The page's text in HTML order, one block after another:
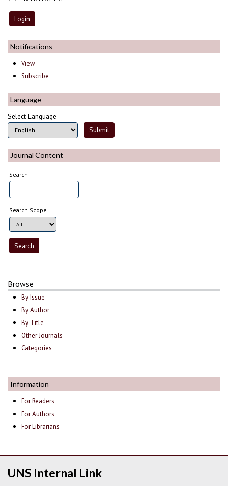
Notifications
View
Subscribe
Language
Select Language
Journal Content
Search
Search Scope
Browse
By Issue
By Author
By Title
Other Journals
Categories
Information
For Readers
For Authors
For Librarians
UNS Internal Link